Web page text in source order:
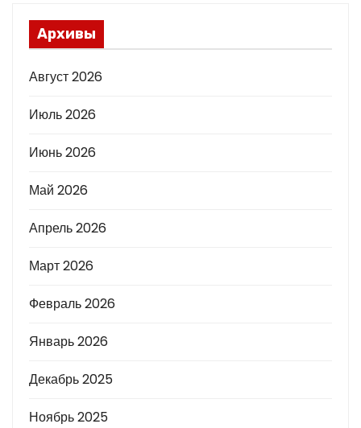
Архивы
Август 2026
Июль 2026
Июнь 2026
Май 2026
Апрель 2026
Март 2026
Февраль 2026
Январь 2026
Декабрь 2025
Ноябрь 2025